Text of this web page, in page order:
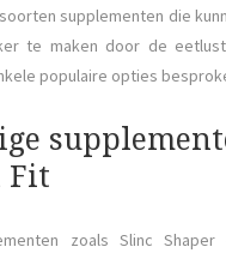
supplementen die
te maken door de
populaire opties
Fit
zoals Slinc